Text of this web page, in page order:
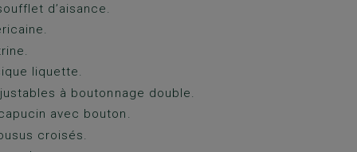
d’aisance.
liquette.
à boutonnage double.
avec bouton.
croisés.